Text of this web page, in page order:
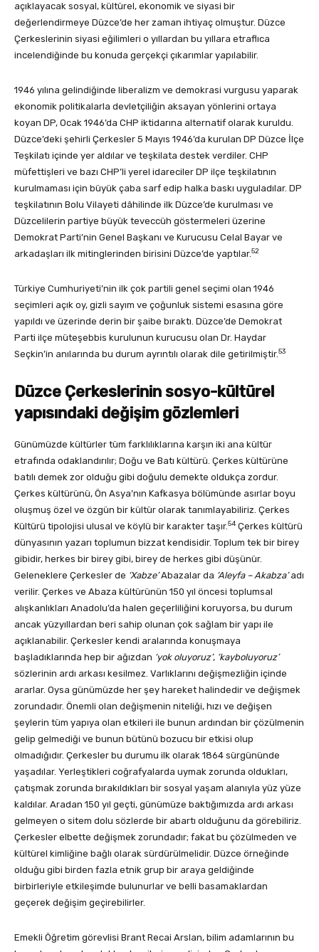
açıklayacak sosyal, kültürel, ekonomik ve siyasi bir
değerlendirmeye Düzce’de her zaman ihtiyaç olmuştur. Düzce
Çerkeslerinin siyasi eğilimleri o yıllardan bu yıllara etraflıca
incelendiğinde bu konuda gerçekçi çıkarımlar yapılabilir.
1946 yılına gelindiğinde liberalizm ve demokrasi vurgusu yaparak
ekonomik politikalarla devletçiliğin aksayan yönlerini ortaya
koyan DP, Ocak 1946’da CHP iktidarına alternatif olarak kuruldu.
Düzce’deki şehirli Çerkesler 5 Mayıs 1946’da kurulan DP Düzce İlçe
Teşkilatı içinde yer aldılar ve teşkilata destek verdiler. CHP
müfettişleri ve bazı CHP’li yerel idareciler DP ilçe teşkilatının
kurulmaması için büyük çaba sarf edip halka baskı uyguladılar. DP
teşkilatının Bolu Vilayeti dâhilinde ilk Düzce’de kurulması ve
Düzcelilerin partiye büyük teveccüh göstermeleri üzerine
Demokrat Parti’nin Genel Başkanı ve Kurucusu Celal Bayar ve
arkadaşları ilk mitinglerinden birisini Düzce’de yaptılar.52
Türkiye Cumhuriyeti’nin ilk çok partili genel seçimi olan 1946
seçimleri açık oy, gizli sayım ve çoğunluk sistemi esasına göre
yapıldı ve üzerinde derin bir şaibe bıraktı. Düzce’de Demokrat
Parti ilçe müteşebbis kurulunun kurucusu olan Dr. Haydar
Seçkin’in anılarında bu durum ayrıntılı olarak dile getirilmiştir.53
Düzce Çerkeslerinin sosyo-kültürel
yapısındaki değişim gözlemleri
Günümüzde kültürler tüm farklılıklarına karşın iki ana kültür
etrafında odaklandırılır; Doğu ve Batı kültürü. Çerkes kültürüne
batılı demek zor olduğu gibi doğulu demekte oldukça zordur.
Çerkes kültürünü, Ön Asya’nın Kafkasya bölümünde asırlar boyu
oluşmuş özel ve özgün bir kültür olarak tanımlayabiliriz. Çerkes
Kültürü tipolojisi ulusal ve köylü bir karakter taşır.54 Çerkes kültürü
dünyasının yazarı toplumun bizzat kendisidir. Toplum tek bir birey
gibidir, herkes bir birey gibi, birey de herkes gibi düşünür.
Geleneklere Çerkesler de ‘Xabze’Abazalar da ‘Aleyfa – Akabza’adı
verilir. Çerkes ve Abaza kültürünün 150 yıl öncesi toplumsal
alışkanlıkları Anadolu’da halen geçerliliğini koruyorsa, bu durum
ancak yüzyıllardan beri sahip olunan çok sağlam bir yapı ile
açıklanabilir. Çerkesler kendi aralarında konuşmaya
başladıklarında hep bir ağızdan ‘yok oluyoruz’, ‘kayboluyoruz’
sözlerinin ardı arkası kesilmez. Varlıklarını değişmezliğin içinde
ararlar. Oysa günümüzde her şey hareket halindedir ve değişmek
zorundadır. Önemli olan değişmenin niteliği, hızı ve değişen
şeylerin tüm yapıya olan etkileri ile bunun ardından bir çözülmenin
gelip gelmediği ve bunun bütünü bozucu bir etkisi olup
olmadığıdır. Çerkesler bu durumu ilk olarak 1864 sürgününde
yaşadılar. Yerleştikleri coğrafyalarda uymak zorunda oldukları,
çatışmak zorunda bırakıldıkları bir sosyal yaşam alanıyla yüz yüze
kaldılar. Aradan 150 yıl geçti, günümüze baktığımızda ardı arkası
gelmeyen o sitem dolu sözlerde bir abartı olduğunu da görebiliriz.
Çerkesler elbette değişmek zorundadır; fakat bu çözülmeden ve
kültürel kimliğine bağlı olarak sürdürülmelidir. Düzce örneğinde
olduğu gibi birden fazla etnik grup bir araya geldiğinde
birbirleriyle etkileşimde bulunurlar ve belli basamaklardan
geçerek değişim geçirebilirler.
Emekli Öğretim görevlisi Brant Recai Arslan, bilim adamlarının bu